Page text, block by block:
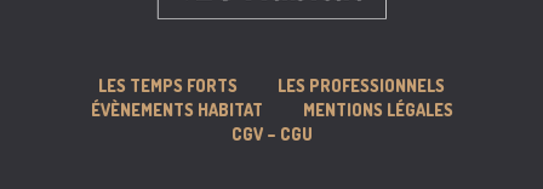
LES TEMPS FORTS
LES PROFESSIONNELS
ÉVÈNEMENTS HABITAT
MENTIONS LÉGALES
CGV – CGU